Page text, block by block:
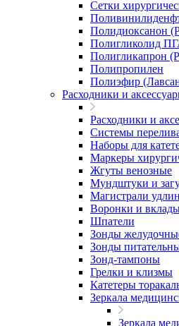
Сетки
Полидиоксанон
Полигликолид
Полигликапрон
Полипропилен
Полиэфир
Расходники и
Расходники и
Системы
Наборы для
Маркеры
Жгуты венозные
Мундштуки и
Магистрали
Воронки и
Шпатели
Зонды
Зонды
Зонд-тампоны
Грелки и клизмы
Катетеры
Зеркала
Зеркала